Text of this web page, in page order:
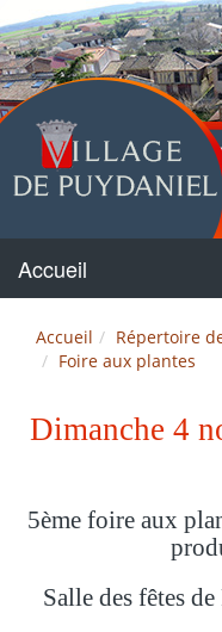
Puydaniel
Accueil
Accueil
Répertoire
Foire aux plantes
Dimanche 4
5ème foire aux
Salle des fêtes